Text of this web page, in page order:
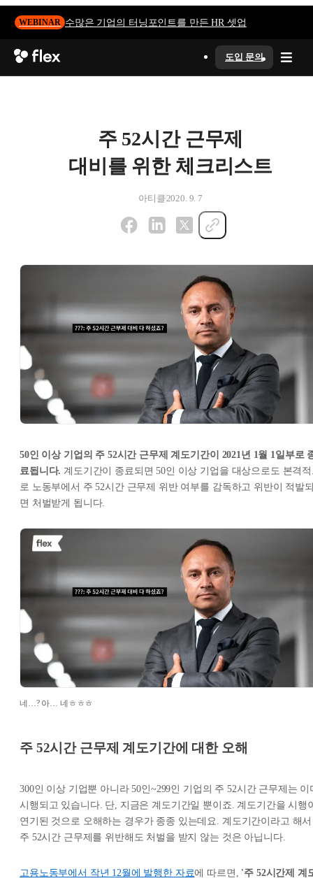
WEBINAR 수많은 기업의 터닝포인트를 만든 HR 셋업
도입 문의
주 52시간 근무제
대비를 위한 체크리스트
아티클 2020. 9. 7
50인 이상 기업의 주 52시간 근무제 계도기간이 2021년 1월 1일부로
료됩니다. 계도기간이 종료되면 50인 이상 기업을 대상으로도 본격
로 노동부에서 주 52시간 근무제 위반 여부를 감독하고 위반이 적발
면 처벌받게 됩니다.
네…? 아… 네ㅎㅎㅎ
주 52시간 근무제 계도기간에 대한 오해
300인 이상 기업뿐 아니라 50인~299인 기업의 주 52시간 근무제는 이
시행되고 있습니다. 단, 지금은 계도기간일 뿐이죠. 계도기간을 시행
연기된 것으로 오해하는 경우가 종종 있는데요. 계도기간이라고 해서
주 52시간 근무제를 위반해도 처벌을 받지 않는 것은 아닙니다.
고용노동부에서 작년 12월에 발행한 자료에 따르면, '주 52시간제 계